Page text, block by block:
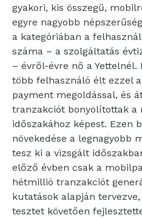
gyakori, kis összegű,
egyre nagyobb
a kategóriában a
száma – a szolgáltatás
– évről-évre nő a Yettelnél.
több felhasználó élt ezzel
payment megoldással, és
tranzakciót bonyolítottak a
időszakához képest. Ezen
növekedése a legnagyobb
tesz ki a vizsgált
előző évben csak a
hétmillió tranzakciót
kutatások alapján
tesztet követően